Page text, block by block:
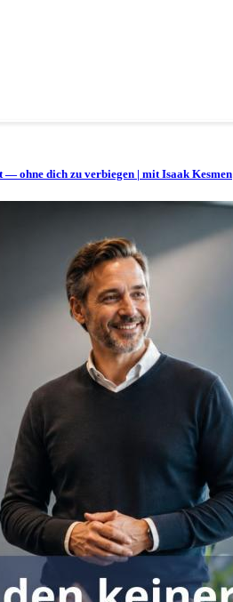
— ohne dich zu verbiegen | mit Isaak Kesmen